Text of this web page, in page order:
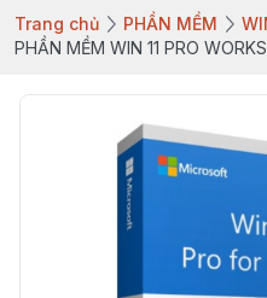
Trang chủ PHẦN MỀM
PHẦN MỀM WIN 11 PRO